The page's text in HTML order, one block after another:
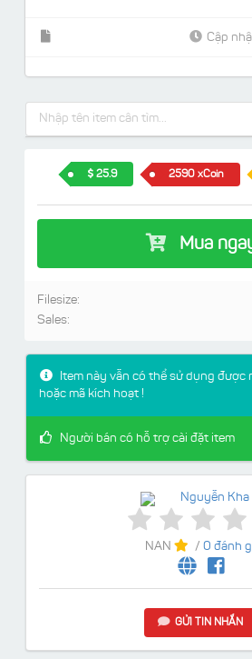
Cập
25.9 2590 xCoin
Mua
Filesize:
Sales:
Item này vẫn có thể sử dụng được
hoặc mã kích hoạt !
Người bán có hỗ trợ cài đặt item
Nguyễn Kha
NAN / 0 đánh
GỬI TIN NHẮN